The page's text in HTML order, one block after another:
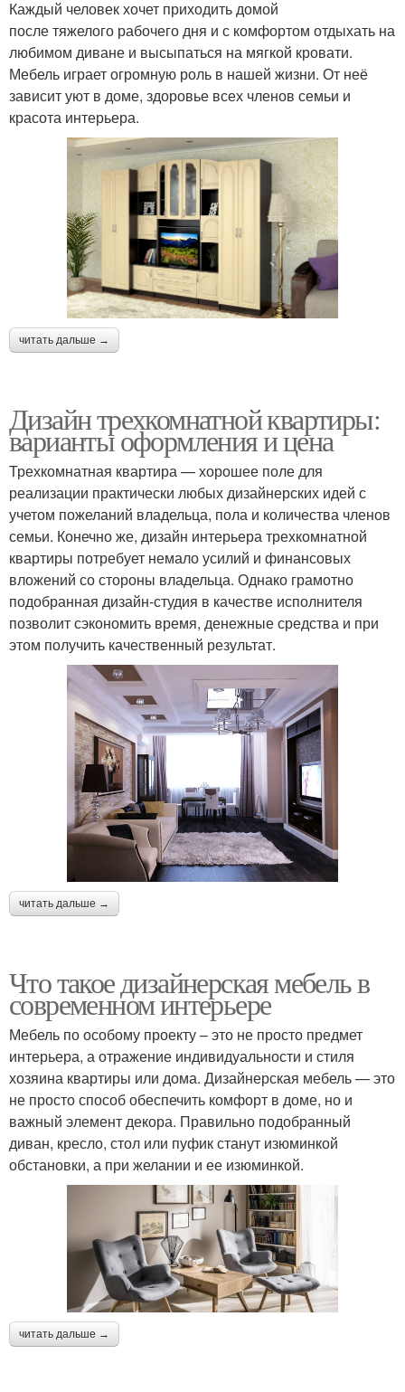
Каждый человек хочет приходить домой
после тяжелого рабочего дня и с комфортом отдыхать на
любимом диване и высыпаться на мягкой кровати.
Мебель играет огромную роль в нашей жизни. От неё
зависит уют в доме, здоровье всех членов семьи и
красота интерьера.
читать дальше →
Дизайн трехкомнатной квартиры:
варианты оформления и цена
Трехкомнатная квартира — хорошее поле для
реализации практически любых дизайнерских идей с
учетом пожеланий владельца, пола и количества членов
семьи. Конечно же, дизайн интерьера трехкомнатной
квартиры потребует немало усилий и финансовых
вложений со стороны владельца. Однако грамотно
подобранная дизайн-студия в качестве исполнителя
позволит сэкономить время, денежные средства и при
этом получить качественный результат.
читать дальше →
Что такое дизайнерская мебель в
современном интерьере
Мебель по особому проекту – это не просто предмет
интерьера, а отражение индивидуальности и стиля
хозяина квартиры или дома. Дизайнерская мебель — это
не просто способ обеспечить комфорт в доме, но и
важный элемент декора. Правильно подобранный
диван, кресло, стол или пуфик станут изюминкой
обстановки, а при желании и ее изюминкой.
читать дальше →